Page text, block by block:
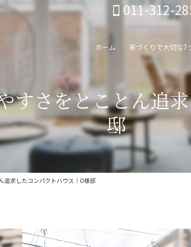
すさをとことん追
邸
追求したコンパクトハウス｜O様邸
ホーム 家づくりで大切な7
011-312-